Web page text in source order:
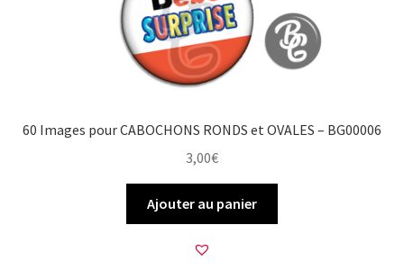
60 Images pour CABOCHONS RONDS et OVALES – BG00006
3,00€
Ajouter au panier